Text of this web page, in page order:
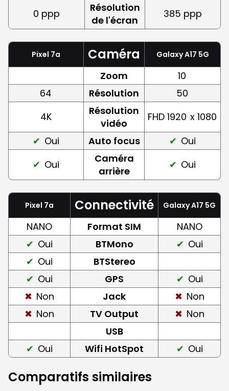
0 ppp
Résolution
de l'écran
385 ppp
Pixel 7a Caméra Galaxy A17 5G
Zoom
10
64
Résolution
50
4K
Résolution
vidéo
FHD 1920 x 1080
Oui
Auto focus
Oui
Oui
Caméra
arrière
Oui
Pixel 7a Connectivité Galaxy A17 5G
NANO Format SIM
NANO
Oui
BTMono
Oui
Oui
BTStereo
Oui
GPS
Oui
Non
Jack
Non
Non
TV Output
Non
USB
Oui
Wifi HotSpot Oui
Comparatifs similaires